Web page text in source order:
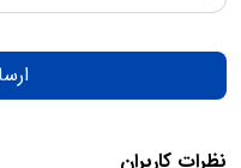
نظرات کاربران